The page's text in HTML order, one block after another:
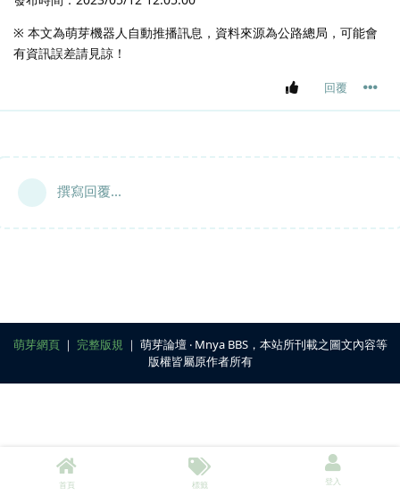
※ 本文為萌芽機器人自動推播訊息，資料來源為公路總局，可能會
有資訊誤差請見諒！
回覆
撰寫回覆...
萌芽網頁｜ 完整版規 ｜ 萌芽論壇 ‧ Mnya BBS，本站所刊載之圖文內容等
版權皆屬原作者所有
首頁 標籤 登入